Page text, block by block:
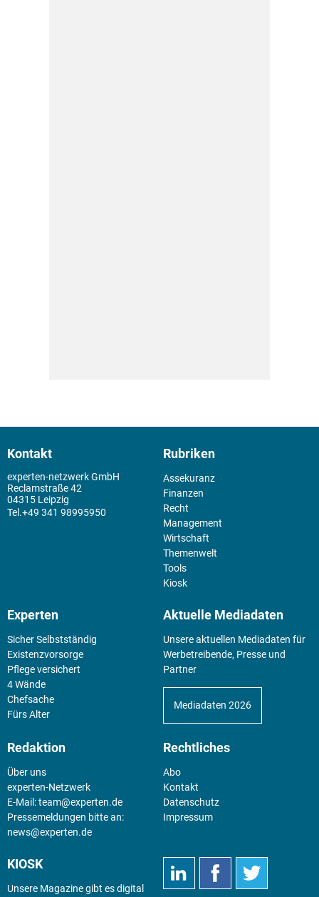
Kontakt
experten-netzwerk GmbH
Reclamstraße 42
04315 Leipzig
+49 341 98995950
Rubriken
Assekuranz
Finanzen
Recht
Management
Wirtschaft
Themenwelt
Tools
Kiosk
Experten
Sicher Selbstständig
Existenz­vorsorge
Pflege versichert
4 Wände
Chefsache
Fürs Alter
Aktuelle Mediadaten
Unsere aktuellen Mediadaten für
Werbetreibende, Presse und
Partner
Mediadaten 2026
Redaktion
Über uns
experten-Netzwerk
E-Mail:team@experten.de
Pressemeldungen bitte an:
news@experten.de
Rechtliches
Abo
Kontakt
Datenschutz
Impressum
KIOSK
Unsere Magazine gibt es digital